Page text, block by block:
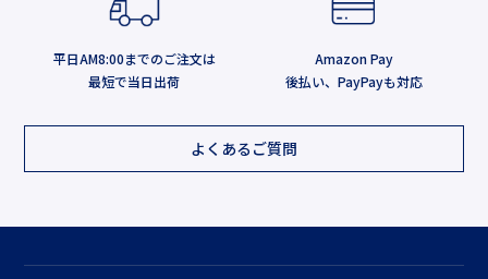
平日AM8:00までのご注文は
最短で当日出荷
Amazon Pay
後払い、PayPayも対応
よくあるご質問